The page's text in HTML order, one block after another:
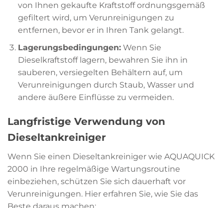
von Ihnen gekaufte Kraftstoff ordnungsgemäß
gefiltert wird, um Verunreinigungen zu
entfernen, bevor er in Ihren Tank gelangt.
Lagerungsbedingungen:Wenn Sie
Dieselkraftstoff lagern, bewahren Sie ihn in
sauberen, versiegelten Behältern auf, um
Verunreinigungen durch Staub, Wasser und
andere äußere Einflüsse zu vermeiden.
Langfristige Verwendung von
Dieseltankreiniger
Wenn Sie einen Dieseltankreiniger wie AQUAQUICK
2000 in Ihre regelmäßige Wartungsroutine
einbeziehen, schützen Sie sich dauerhaft vor
Verunreinigungen. Hier erfahren Sie, wie Sie das